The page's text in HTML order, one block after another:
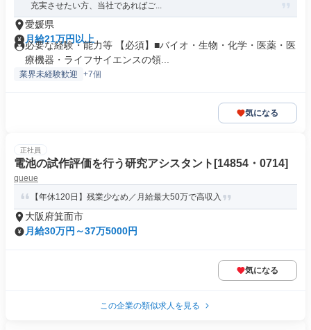
充実させたい方、当社であればご...
愛媛県
月給21万円以上
必要な経験・能力等 【必須】■バイオ・生物・化学・医薬・医
療機器・ライフサイエンスの領...
業界未経験歓迎 +7個
気になる
正社員
電池の試作評価を行う研究アシスタント[14854・0714]
queue
【年休120日】残業少なめ／月給最大50万で高収入
大阪府箕面市
月給30万円～37万5000円
気になる
この企業の類似求人を見る